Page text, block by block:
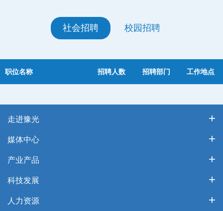
社会招聘 校园招聘
职位名称 招聘人数 招聘部门 工作地点
走进豫光
媒体中心
产业产品
科技发展
人力资源